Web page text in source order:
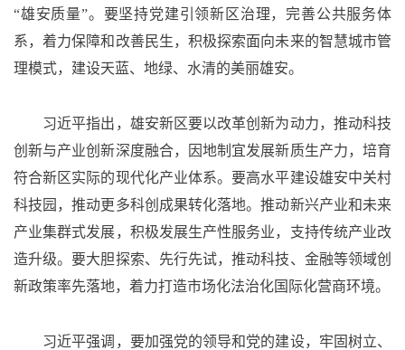
“雄安质量”。要坚持党建引领新区治理，完善公共服务体
系，着力保障和改善民生，积极探索面向未来的智慧城市管
理模式，建设天蓝、地绿、水清的美丽雄安。
习近平指出，雄安新区要以改革创新为动力，推动科技
创新与产业创新深度融合，因地制宜发展新质生产力，培育
符合新区实际的现代化产业体系。要高水平建设雄安中关村
科技园，推动更多科创成果转化落地。推动新兴产业和未来
产业集群式发展，积极发展生产性服务业，支持传统产业改
造升级。要大胆探索、先行先试，推动科技、金融等领域创
新政策率先落地，着力打造市场化法治化国际化营商环境。
习近平强调，要加强党的领导和党的建设，牢固树立、